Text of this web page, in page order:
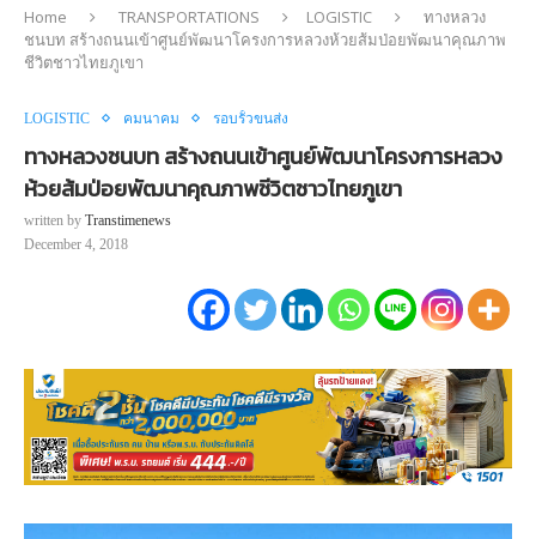
Home TRANSPORTATIONS LOGISTIC
ทางหลวง
ชนบท สร้างถนนเข้าศูนย์พัฒนาโครงการหลวงห้วยส้มป่อยพัฒนาคุณภาพ
ชีวิตชาวไทยภูเขา
LOGISTIC คมนาคม รอบรั้วขนส่ง
ทางหลวงชนบท สร้างถนนเข้าศูนย์พัฒนาโครงการหลวง
ห้วยส้มป่อยพัฒนาคุณภาพชีวิตชาวไทยภูเขา
written by Transtimenews
December 4, 2018